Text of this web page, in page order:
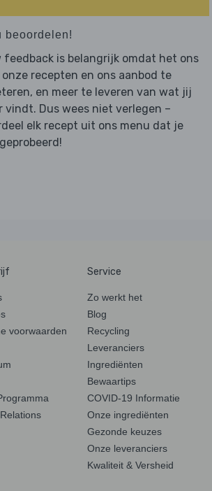
beoordelen!
feedback is belangrijk omdat het ons
recepten en ons aanbod te
en meer te leveren van wat jij
vindt. Dus wees niet verlegen –
elk recept uit ons menu dat je
voorwaarden
Service
Zo werkt het
Blog
Recycling
Leveranciers
Ingrediënten
Bewaartips
COVID-19 Informatie
Onze ingrediënten
Gezonde keuzes
Onze leveranciers
Kwaliteit & Versheid